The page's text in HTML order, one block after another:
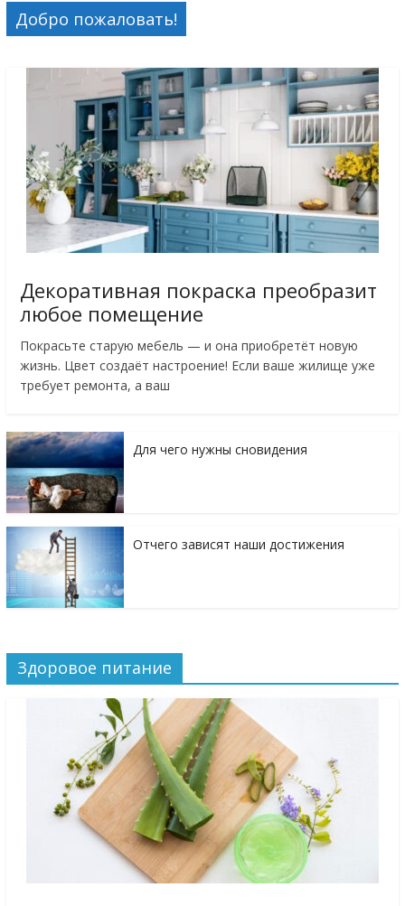
Добро пожаловать!
Декоративная покраска преобразит
любое помещение
Покрасьте старую мебель — и она приобретёт новую
жизнь. Цвет создаёт настроение! Если ваше жилище уже
требует ремонта, а ваш
Для чего нужны сновидения
Отчего зависят наши достижения
Здоровое питание